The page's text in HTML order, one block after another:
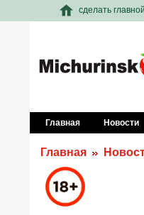
сделать главной
Главная Новости
Главная